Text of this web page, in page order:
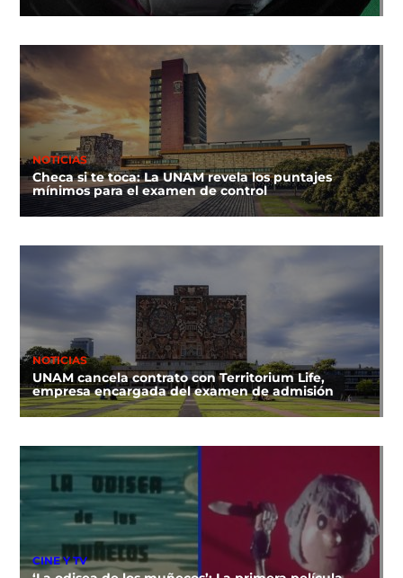
NOTICIAS
Checa si te toca: La UNAM revela los puntajes
mínimos para el examen de control
NOTICIAS
UNAM cancela contrato con Territorium Life,
empresa encargada del examen de admisión
CINE Y TV